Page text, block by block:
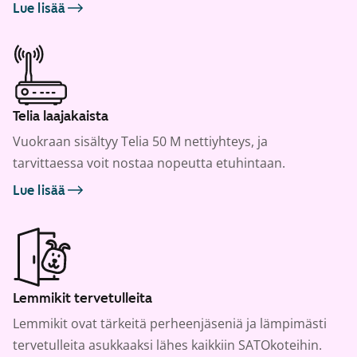
Lue lisää
Telia laajakaista
Vuokraan sisältyy Telia 50 M nettiyhteys, ja
tarvittaessa voit nostaa nopeutta etuhintaan.
Lue lisää
Lemmikit tervetulleita
Lemmikit ovat tärkeitä perheenjäseniä ja lämpimästi
tervetulleita asukkaaksi lähes kaikkiin SATOkoteihin.